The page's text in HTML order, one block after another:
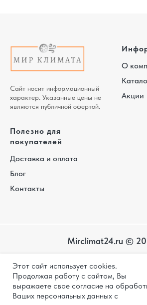
Этот сайт использует cookies.
Продолжая работу с сайтом, Вы
выражаете свое согласие на
Ваших персональных данных с
Сайт носит информационный
характер. Указанные цены не
являются публичной офертой.
О
Акции
Полезно для
покупателей
Доставка и оплата
Блог
Контакты
Mirclimat24.ru ©
сайта
Политика
Дизайн и